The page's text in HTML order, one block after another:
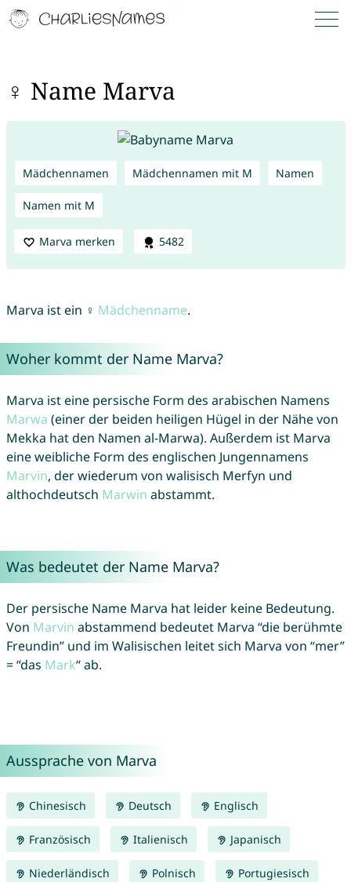
♀ Name Marva
Mädchennamen Mädchennamen mit M Namen
Namen mit M
Marva merken 5482
Marva ist ein ♀ Mädchenname.
Woher kommt der Name Marva?
Marva ist eine persische Form des arabischen Namens
Marwa (einer der beiden heiligen Hügel in der Nähe von
Mekka hat den Namen al-Marwa). Außerdem ist Marva
eine weibliche Form des englischen Jungennamens
Marvin, der wiederum von walisisch Merfyn und
althochdeutsch Marwin abstammt.
Was bedeutet der Name Marva?
Der persische Name Marva hat leider keine Bedeutung.
Von Marvin abstammend bedeutet Marva “die berühmte
Freundin” und im Walisischen leitet sich Marva von “mer”
= “das Mark“ ab.
Aussprache von Marva
Chinesisch Deutsch Englisch
Französisch Italienisch Japanisch
Niederländisch Polnisch Portugiesisch